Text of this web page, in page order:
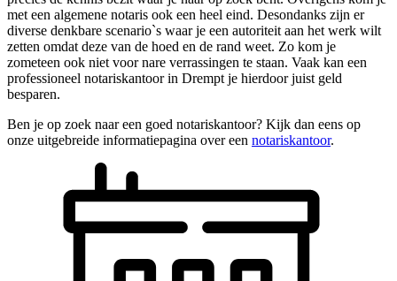
met een algemene notaris ook een heel eind. Desondanks zijn er
diverse denkbare scenario`s waar je een autoriteit aan het werk wilt
zetten omdat deze van de hoed en de rand weet. Zo kom je
zometeen ook niet voor nare verrassingen te staan. Vaak kan een
professioneel notariskantoor in Drempt je hierdoor juist geld
besparen.
Ben je op zoek naar een goed notariskantoor? Kijk dan eens op
onze uitgebreide informatiepagina over een notariskantoor.